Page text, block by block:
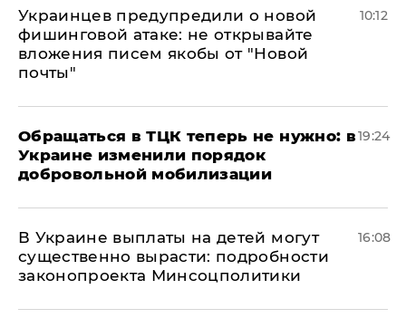
Украинцев предупредили о новой
фишинговой атаке: не открывайте
вложения писем якобы от "Новой
почты"
10:12
Обращаться в ТЦК теперь не нужно: в
Украине изменили порядок
добровольной мобилизации
19:24
В Украине выплаты на детей могут
существенно вырасти: подробности
законопроекта Минсоцполитики
16:08